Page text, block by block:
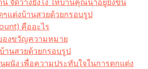
ๆแต่งบ้านสวยด้วยกรอบรูป
คืออะไร​
องขวัญความหมาย
านสวยด้วยกรอบรูป
ผนัง เพื่อความประทับใจในการตกแต่ง